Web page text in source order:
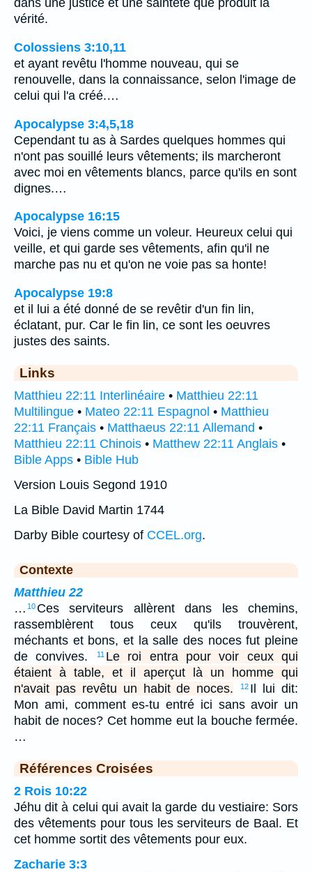
dans une justice et une sainteté que produit la
vérité.
Colossiens 3:10,11
et ayant revêtu l'homme nouveau, qui se
renouvelle, dans la connaissance, selon l'image de
celui qui l'a créé.…
Apocalypse 3:4,5,18
Cependant tu as à Sardes quelques hommes qui
n'ont pas souillé leurs vêtements; ils marcheront
avec moi en vêtements blancs, parce qu'ils en sont
dignes.…
Apocalypse 16:15
Voici, je viens comme un voleur. Heureux celui qui
veille, et qui garde ses vêtements, afin qu'il ne
marche pas nu et qu'on ne voie pas sa honte!
Apocalypse 19:8
et il lui a été donné de se revêtir d'un fin lin,
éclatant, pur. Car le fin lin, ce sont les oeuvres
justes des saints.
Links
Matthieu 22:11 Interlinéaire • Matthieu 22:11
Multilingue • Mateo 22:11 Espagnol • Matthieu
22:11 Français • Matthaeus 22:11 Allemand •
Matthieu 22:11 Chinois • Matthew 22:11 Anglais •
Bible Apps • Bible Hub
Version Louis Segond 1910
La Bible David Martin 1744
Darby Bible courtesy of CCEL.org.
Contexte
Matthieu 22
… 10 Ces serviteurs allèrent dans les chemins,
rassemblèrent tous ceux qu'ils trouvèrent,
méchants et bons, et la salle des noces fut pleine
de convives.
11 Le roi entra pour voir ceux qui
étaient à table, et il aperçut là un homme qui
n'avait pas revêtu un habit de noces.
12 Il lui dit:
Mon ami, comment es-tu entré ici sans avoir un
habit de noces? Cet homme eut la bouche fermée.
…
Références Croisées
2 Rois 10:22
Jéhu dit à celui qui avait la garde du vestiaire: Sors
des vêtements pour tous les serviteurs de Baal. Et
cet homme sortit des vêtements pour eux.
Zacharie 3:3